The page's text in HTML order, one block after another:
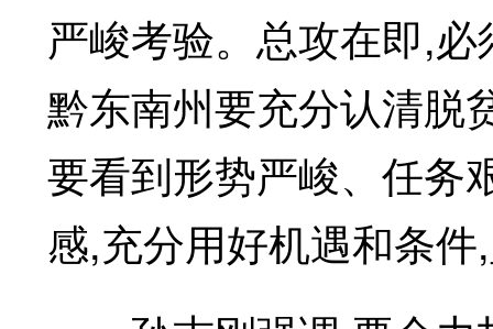
严峻考验。总攻在即,
黔东南州要充分认清脱
要看到形势严峻、任务
感,充分用好机遇和条